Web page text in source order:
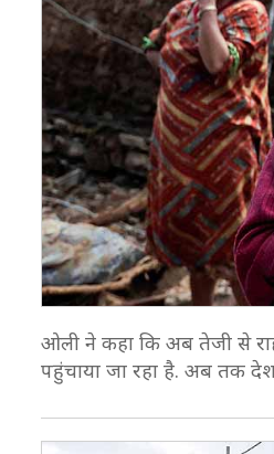
ओली ने कहा कि अब तेजी से
पहुंचाया जा रहा है. अब तक